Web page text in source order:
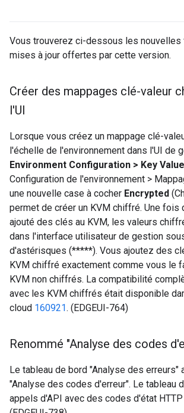
Vous trouverez ci-dessous les
mises à jour offertes par cette version.
Créer des mappages clé-valeur
l'UI
Lorsque vous créez un mappage clé-
l'échelle de l'environnement dans l'UI de
Environment Configuration > Key
Configuration de l'environnement >
une nouvelle case à cocher Encrypted
permet de créer un KVM chiffré. Une fois
ajouté des clés au KVM, les valeurs
dans l'interface utilisateur de gestion
d'astérisques (*****). Vous ajoutez des
KVM chiffré exactement comme vous le
KVM non chiffrés. La compatibilité
avec les KVM chiffrés était disponible
cloud 160921. (EDGEUI-764)
Renommé "Analyse des codes
Le tableau de bord "Analyse des erreurs"
"Analyse des codes d'erreur". Le tableau
appels d'API avec des codes d'état